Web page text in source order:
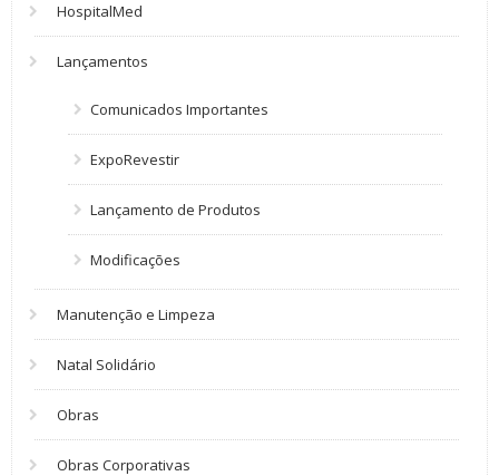
HospitalMed
Lançamentos
Comunicados Importantes
ExpoRevestir
Lançamento de Produtos
Modificações
Manutenção e Limpeza
Natal Solidário
Obras
Obras Corporativas